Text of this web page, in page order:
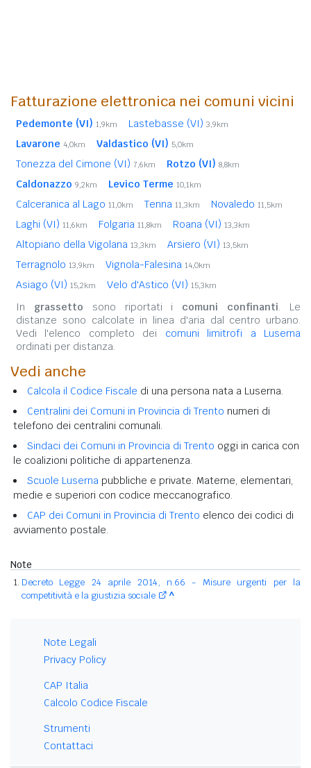
Fatturazione elettronica nei comuni vicini
Pedemonte (VI) 1,9km Lastebasse (VI) 3,9km
Lavarone 4,0km Valdastico (VI) 5,0km
Tonezza del Cimone (VI) 7,6km Rotzo (VI) 8,8km
Caldonazzo 9,2km Levico Terme 10,1km
Calceranica al Lago 11,0km Tenna 11,3km Novaledo 11,5km
Laghi (VI) 11,6km Folgaria 11,8km Roana (VI) 13,3km
Altopiano della Vigolana 13,3km Arsiero (VI) 13,5km
Terragnolo 13,9km Vignola-Falesina 14,0km
Asiago (VI) 15,2km Velo d'Astico (VI) 15,3km
In grassetto sono riportati i comuni confinanti. Le
distanze sono calcolate in linea d'aria dal centro urbano.
Vedi l'elenco completo dei comuni limitrofi a Luserna
ordinati per distanza.
Vedi anche
Calcola il Codice Fiscale di una persona nata a Luserna.
Centralini dei Comuni in Provincia di Trento numeri di
telefono dei centralini comunali.
Sindaci dei Comuni in Provincia di Trento oggi in carica con
le coalizioni politiche di appartenenza.
Scuole Luserna pubbliche e private. Materne, elementari,
medie e superiori con codice meccanografico.
CAP dei Comuni in Provincia di Trento elenco dei codici di
avviamento postale.
Note
Decreto Legge 24 aprile 2014, n.66 - Misure urgenti per la
competitività e la giustizia sociale
^
Note Legali
Privacy Policy
CAP Italia
Calcolo Codice Fiscale
Strumenti
Contattaci